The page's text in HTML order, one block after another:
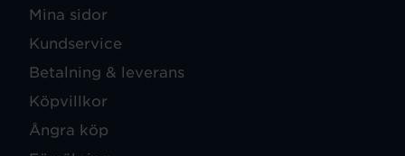
Mina sidor
Kundservice
Betalning & leverans
Köpvillkor
Ångra köp